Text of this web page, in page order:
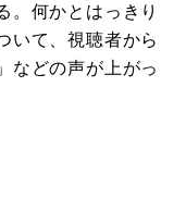
。何かとはっきり
いて、視聴者から
などの声が上がっ